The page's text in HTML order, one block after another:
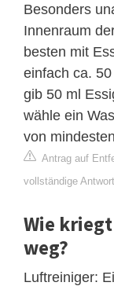
Besonders
Innenraum
besten mit
einfach ca.
gib 50 ml
wähle ein
von
Antrag auf
vollständige
Wie
weg?
Luftreiniger: